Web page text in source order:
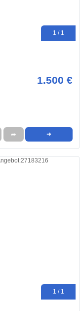
1 / 1
1.500 €
➦ ➜
1 / 1